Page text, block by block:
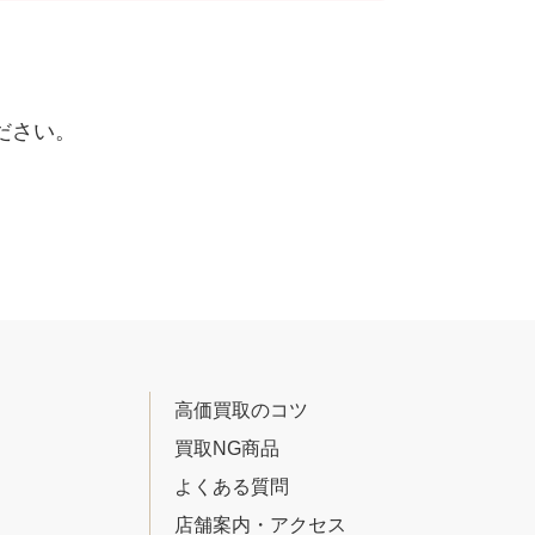
い。
高価買取のコツ
買取NG商品
よくある質問
店舗案内・アクセス